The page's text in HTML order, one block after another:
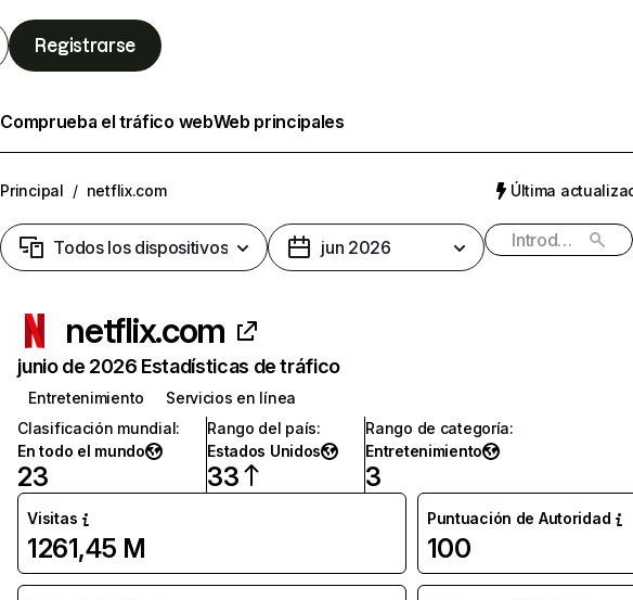
Registrarse
Comprueba el tráfico webWeb principales
Principal / netflix.com Última
Todos los dispositivos jun 2026
netflix.com
junio de 2026 Estadísticas de tráfico
Entretenimiento
Servicios en línea
Clasificación mundial:
En todo el mundo
23
Rango del país:
Estados Unidos
33
Rango de categoría:
Entretenimiento
3
Visitas
1261,45 M
Puntuación de Autoridad
100